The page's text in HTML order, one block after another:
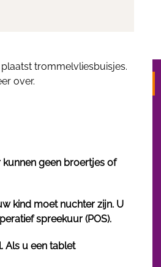
trommelvliesbuisjes.
over.
kunnen geen broertjes of
kind moet nuchter zijn. U
spreekuur (POS).
Als u een tablet